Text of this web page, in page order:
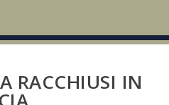
RACCHIUSI IN